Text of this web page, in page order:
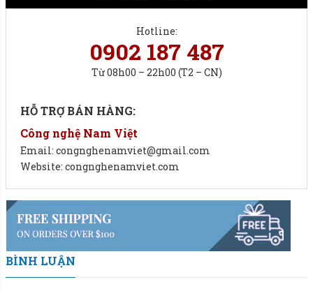
Đặc điểm của cân.
Phương pháp cân: Định lượng tự động qua bộ định
lượng, sử dụng cửa cân đóng ngắt 3 cấp tốc độ chính xác
cao.
Hotline:
0902 187 487
Từ 08h00 – 22h00 (T2 – CN)
HỖ TRỢ BÁN HÀNG:
Công nghệ Nam Việt
Email: congnghenamviet@gmail.com
Website: congnghenamviet.com
BÌNH LUẬN